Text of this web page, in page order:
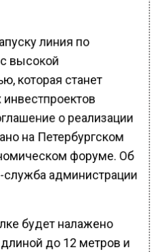
линия по
высокой
которая станет
о реализации
на Петербургском
форуме. Об
администрации
будет налажено
до 12 метров и